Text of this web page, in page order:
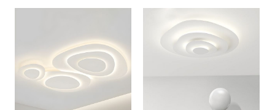
doppeltem Ring und
Ginkgoblättern für
Wohnzimmer oder
Schlafzimmer - 110V-120V